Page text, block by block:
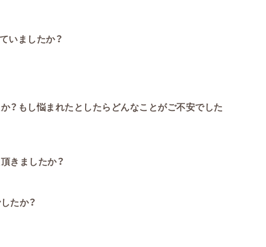
いましたか？
？もし悩まれたとしたらどんなことがご不安でした
きましたか？
たか？